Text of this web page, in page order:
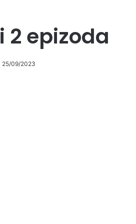
2 epizoda
25/09/2023